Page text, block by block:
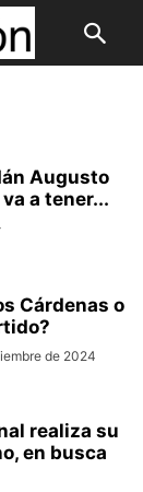
Augusto
a tener...
Cárdenas o
de 2024
realiza su
en busca